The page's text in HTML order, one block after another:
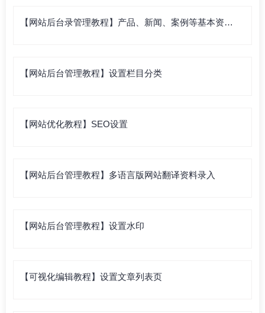
【网站后台录管理教程】产品、新闻、案例等基本资料
【网站后台管理教程】设置栏目分类
【网站优化教程】SEO设置
【网站后台管理教程】多语言版网站翻译资料录入
【网站后台管理教程】设置水印
【可视化编辑教程】设置文章列表页